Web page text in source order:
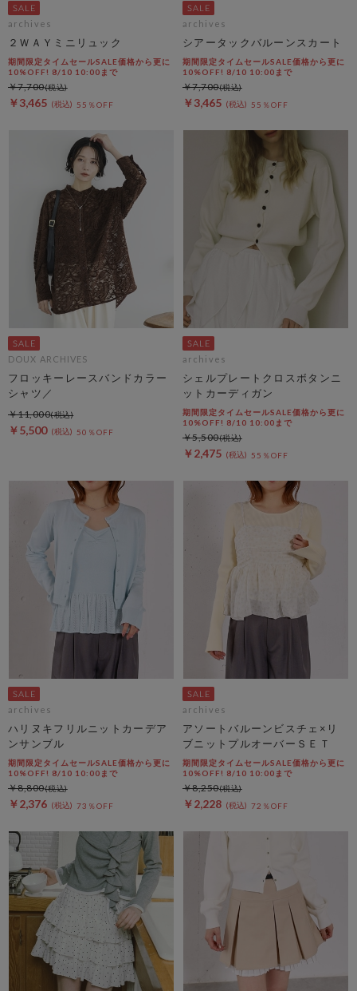
archives
２ＷＡＹミニリュック
期間限定タイムセールSALE価格から更に
10%OFF! 8/10 10:00まで
￥3,465 55％OFF
￥7,700
archives
シアータックバルーンスカート
期間限定タイムセールSALE価格から更に
10%OFF! 8/10 10:00まで
￥3,465 55％OFF
￥7,700
DOUX ARCHIVES
フロッキーレースバンドカラー
シャツ／
￥5,500 50％OFF
￥11,000
archives
シェルプレートクロスボタンニ
ットカーディガン
期間限定タイムセールSALE価格から更に
10%OFF! 8/10 10:00まで
￥2,475 55％OFF
￥5,500
archives
ハリヌキフリルニットカーデア
ンサンブル
期間限定タイムセールSALE価格から更に
10%OFF! 8/10 10:00まで
￥2,376 73％OFF
￥8,800
archives
アソートバルーンビスチェ×リ
ブニットプルオーバーＳＥＴ
期間限定タイムセールSALE価格から更に
10%OFF! 8/10 10:00まで
￥2,228 72％OFF
￥8,250